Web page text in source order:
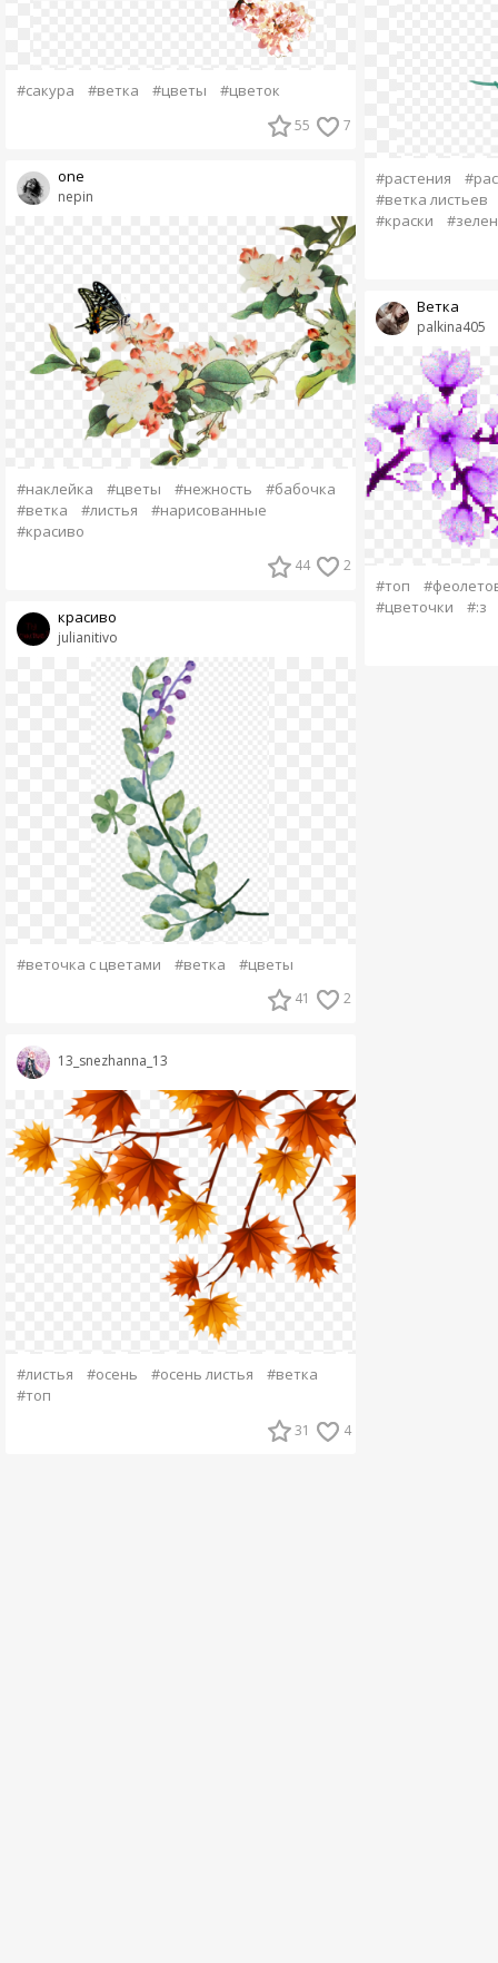
#сакура #ветка #цветы #цветок
55 7
nepin
one
#наклейка #цветы #нежность
#бабочка
#ветка
#листья
#нарисованные
#красиво
44 2
julianitivo
красиво
#веточка с цветами #ветка #цветы
41 2
13_snezhanna_13
#листья #осень #осень листья
#ветка
#топ
31 4
#растения
#ветка листьев
#краски
palkina405
Ветка
#топ
#цветочки
#:з